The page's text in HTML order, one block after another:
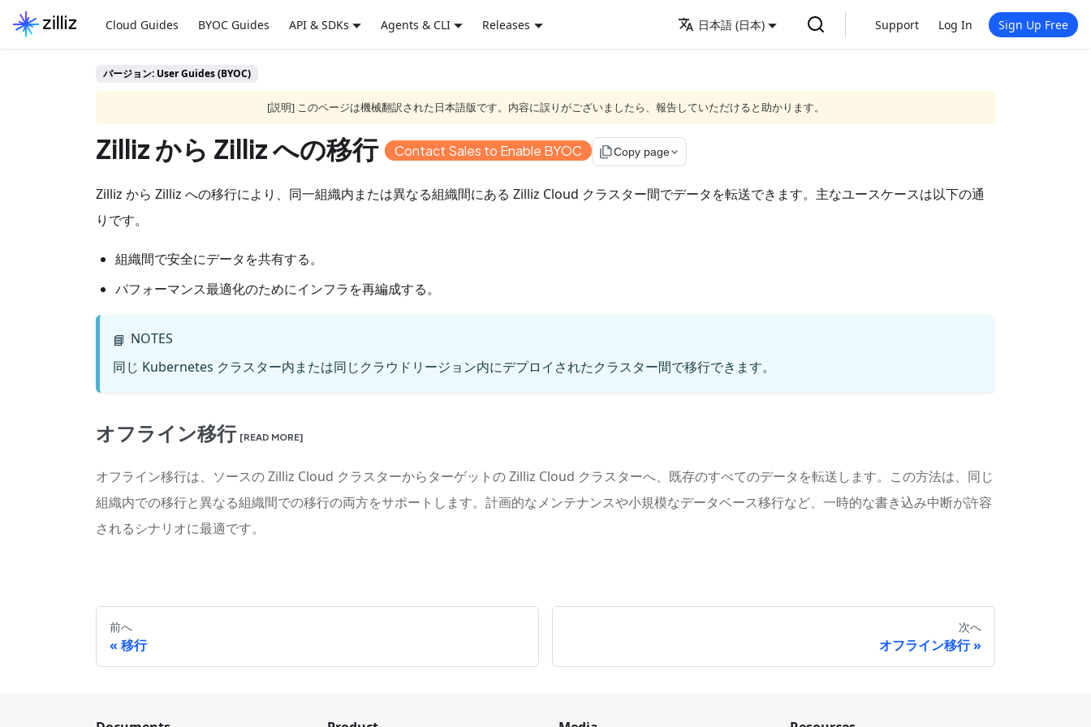
Cloud Guides BYOC Guides API & SDKs Agents & CLI Releases 日本語 (日本) Support Log In Sign Up Free
バージョン: User Guides (BYOC)
[説明] このページは機械翻訳された日本語版です。内容に誤りがございましたら、報告していただけると助かります。
Zilliz から Zilliz への移行 Contact Sales to Enable BYOC file_copyCopy page
Zilliz から Zilliz への移行により、同一組織内または異なる組織間にある Zilliz Cloud クラスター間でデータを転送できます。主なユースケースは以下の通
りです。
組織間で安全にデータを共有する。
パフォーマンス最適化のためにインフラを再編成する。
📘 NOTES
同じ Kubernetes クラスター内または同じクラウドリージョン内にデプロイされたクラスター間で移行できます。
オフライン移行 [READ MORE]
オフライン移行は、ソースの Zilliz Cloud クラスターからターゲットの Zilliz Cloud クラスターへ、既存のすべてのデータを転送します。この方法は、同じ
組織内での移行と異なる組織間での移行の両方をサポートします。計画的なメンテナンスや小規模なデータベース移行など、一時的な書き込み中断が許容
されるシナリオに最適です。
前へ
移行
次へ
オフライン移行